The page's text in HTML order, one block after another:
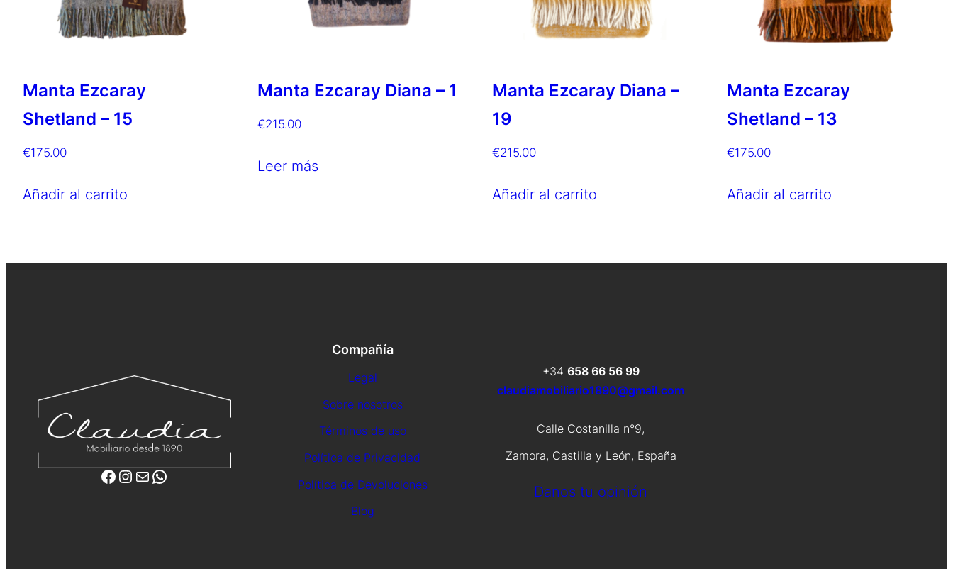
Manta Ezcaray
Shetland – 15
€175.00
Añadir al carrito
Manta Ezcaray Diana – 1
€215.00
Leer más
Manta Ezcaray Diana –
19
€215.00
Añadir al carrito
Manta Ezcaray
Shetland – 13
€175.00
Añadir al carrito
Facebook InstagramCorreo electrónico WhatsApp
Compañía
Legal
Sobre nosotros
Términos de uso
Política de Privacidad
Política de Devoluciones
Blog
+34 658 66 56 99
claudiamobiliario1890@gmail.com
Calle Costanilla n°9,
Zamora, Castilla y León, España
Danos tu opinión